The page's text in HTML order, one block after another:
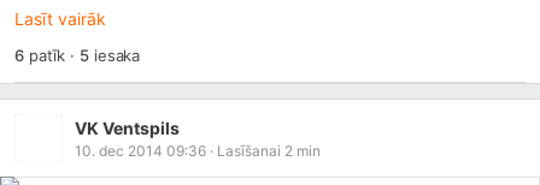
Lasīt vairāk
6patīk · 5iesaka
VK Ventspils
10. dec 2014 09:36 · Lasīšanai 2 min